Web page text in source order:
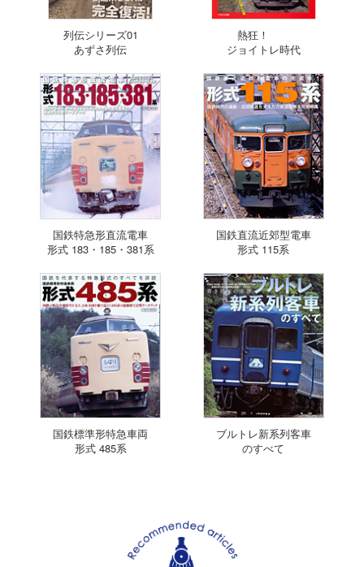
列伝シリーズ01
あずさ列伝
熱狂！
ジョイトレ時代
国鉄特急形直流電車
形式 183・185・381系
国鉄直流近郊型電車
形式 115系
国鉄標準形特急車両
形式 485系
ブルトレ新系列客車
のすべて